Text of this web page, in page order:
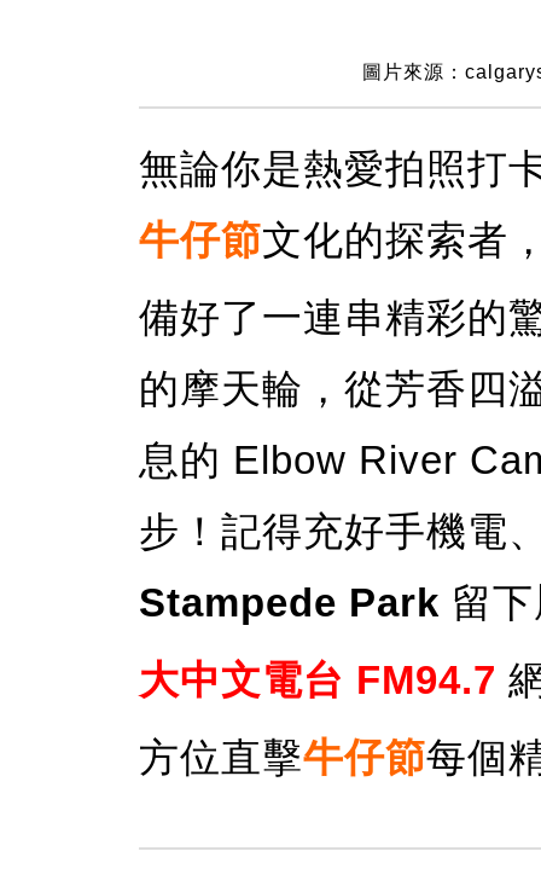
圖片來源：
無論你是熱愛拍照打
牛仔節文化的探索者
備好了一連串精彩的
的摩天輪，從芳香四
息的 Elbow River
步！記得充好手機電
Stampede Park 留
大中文電台 FM94.7
方位直擊牛仔節每個